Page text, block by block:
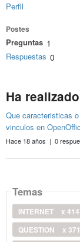
Perfil
Postes
Preguntas 1
Respuestas 0
Ha
Que caracteristicas
vinculos en
Hace 18 años | 0
Temas
INTERNET
x 414
QUESTION
x 371